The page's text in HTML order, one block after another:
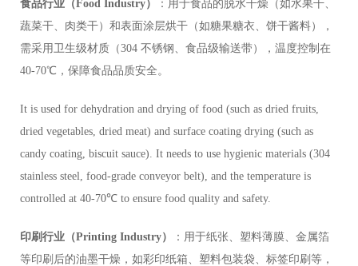
食品行业（Food Industry）
：用于食品的脱水干燥（如水果干、
蔬菜干、肉类干）和表面涂层烘干（如糖果糖衣、饼干酱料），
需采用卫生级材质（304 不锈钢、食品级输送带），温度控制在
40-70℃，保障食品品质安全。
It is used for dehydration and drying of food (such as dried fruits,
dried vegetables, dried meat) and surface coating drying (such as
candy coating, biscuit sauce). It needs to use hygienic materials (304
stainless steel, food-grade conveyor belt), and the temperature is
controlled at 40-70℃ to ensure food quality and safety.
印刷行业（Printing Industry）
：用于纸张、塑料薄膜、金属箔
等印刷后的油墨干燥，如彩印纸箱、塑料包装袋、标签印刷等，